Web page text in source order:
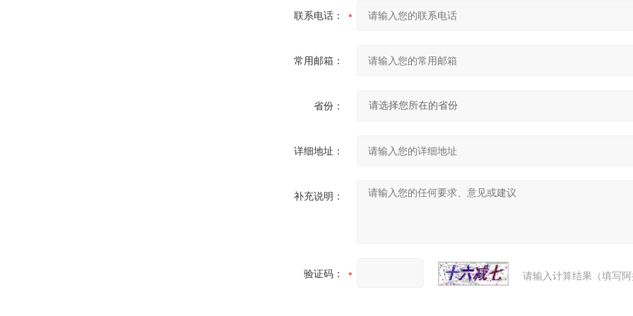
联系电话：
常用邮箱：
省份：
详细地址：
补充说明：
验证码： 请输入计算结果（填写